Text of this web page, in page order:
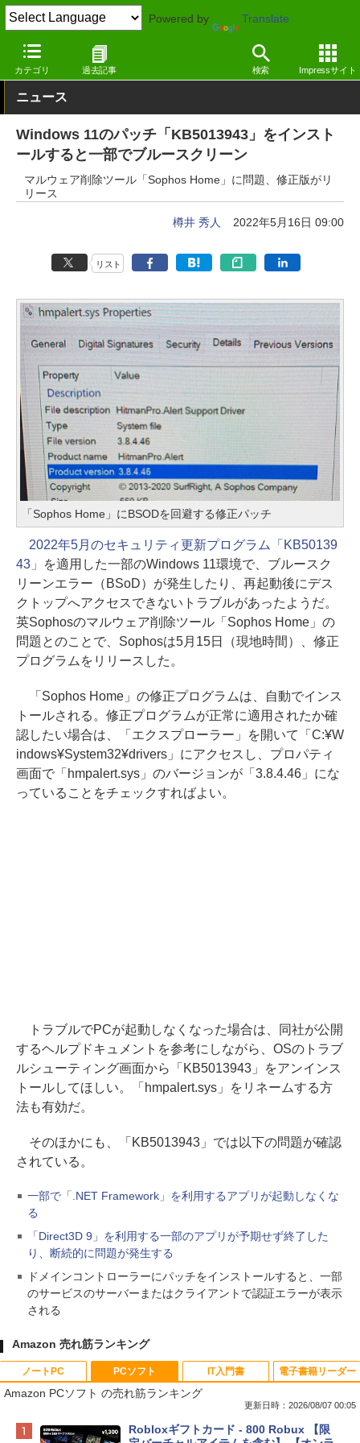
Powered by Translate
カテゴリ 過去記事 検索 Impressサイト
窓の杜 セキュリティ Windows
ニュース
Windows 11のパッチ「KB5013943」をインスト
ールすると一部でブルースクリーン
マルウェア削除ツール「Sophos Home」に問題、修正版がリ
リース
樽井 秀人 2022年5月16日 09:00
リスト
「Sophos Home」にBSODを回避する修正パッチ
2022年5月のセキュリティ更新プログラム「KB50139
43」
を適用した一部のWindows 11環境で、ブルースク
リーンエラー（BSoD）が発生したり、再起動後にデス
クトップへアクセスできないトラブルがあったようだ。
英Sophosのマルウェア削除ツール「Sophos Home」の
問題とのことで、Sophosは5月15日（現地時間）、修正
プログラムをリリースした。
「Sophos Home」の修正プログラムは、自動でインス
トールされる。修正プログラムが正常に適用されたか確
認したい場合は、「エクスプローラー」を開いて「C:¥W
indows¥System32¥drivers」にアクセスし、プロパティ
画面で「hmpalert.sys」のバージョンが「3.8.4.46」にな
っていることをチェックすればよい。
トラブルでPCが起動しなくなった場合は、同社が公開
するヘルプドキュメントを参考にしながら、OSのトラブ
ルシューティング画面から「KB5013943」をアンインス
トールしてほしい。「hmpalert.sys」をリネームする方
法も有効だ。
そのほかにも、「KB5013943」では以下の問題が確認
されている。
一部で「.NET Framework」を利用するアプリが起動しなくな
る
「Direct3D 9」を利用する一部のアプリが予期せず終了した
り、断続的に問題が発生する
ドメインコントローラーにパッチをインストールすると、一部
のサービスのサーバーまたはクライアントで認証エラーが表示
される
Amazon 売れ筋ランキング
ノートPC
Apple 2026 MacBook Neo A18 Proチッ
PCソフト
Amazon PCソフト の売れ筋ランキング
更新日時：2026/08/07 00:05
Robloxギフトカード - 800 Robux 【限
IT入門書 電子書籍リーダー